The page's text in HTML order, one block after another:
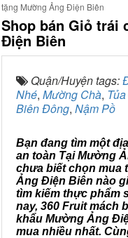
tặng Mường Ảng Điện Biên
Shop bán Giỏ trái
Điện Biên
Quận/Huyện tags:
Nhé, Mường Chà,
Biên Đông, Nậm Pồ
Bạn đang tìm một
an toàn Tại Mường
chưa biết chọn mua
Ảng Điện Biên nào
tìm kiếm thực phẩm
nay, 360 Fruit mách
khẩu Mường Ảng
mua nhiều nhất.